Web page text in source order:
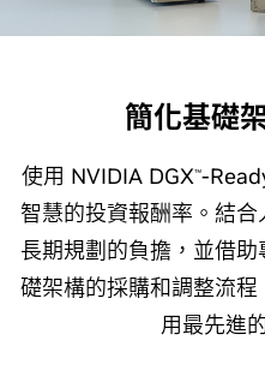
簡化基礎
使用 NVIDIA DGX™-
智慧的投資報酬率。結
長期規劃的負擔，並借
礎架構的採購和調整流
用最先進